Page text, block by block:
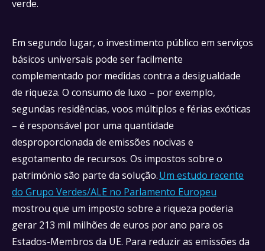
verde.
Em segundo lugar, o investimento público em serviços
básicos universais pode ser facilmente
complementado por medidas contra a desigualdade
de riqueza. O consumo de luxo – por exemplo,
segundas residências, voos múltiplos e férias exóticas
– é responsável por uma quantidade
desproporcionada de emissões nocivas e
esgotamento de recursos. Os impostos sobre o
património são parte da solução.Um estudo recente
do Grupo Verdes/ALE no Parlamento Europeu
mostrou que um imposto sobre a riqueza poderia
gerar 213 mil milhões de euros por ano para os
Estados-Membros da UE. Para reduzir as emissões da